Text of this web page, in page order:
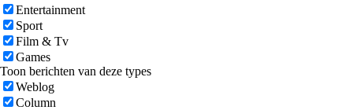
Entertainment
Sport
Film & Tv
Games
Toon berichten van deze types
Weblog
Column